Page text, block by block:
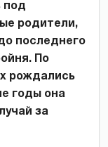
под
родители,
последнего
По
рождались
годы она
за